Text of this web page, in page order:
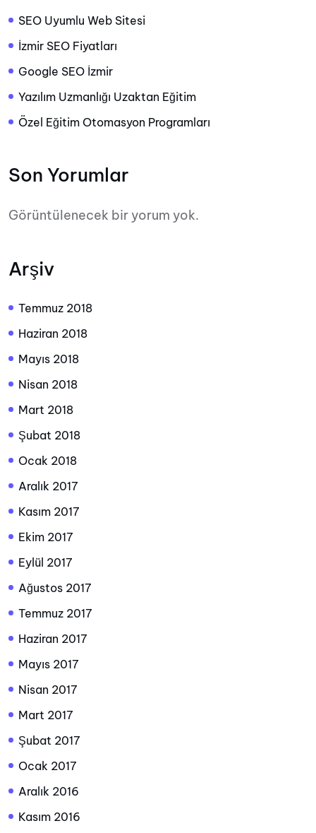
SEO Uyumlu Web Sitesi
İzmir SEO Fiyatları
Google SEO İzmir
Yazılım Uzmanlığı Uzaktan Eğitim
Özel Eğitim Otomasyon Programları
Son Yorumlar
Görüntülenecek bir yorum yok.
Arşiv
Temmuz 2018
Haziran 2018
Mayıs 2018
Nisan 2018
Mart 2018
Şubat 2018
Ocak 2018
Aralık 2017
Kasım 2017
Ekim 2017
Eylül 2017
Ağustos 2017
Temmuz 2017
Haziran 2017
Mayıs 2017
Nisan 2017
Mart 2017
Şubat 2017
Ocak 2017
Aralık 2016
Kasım 2016